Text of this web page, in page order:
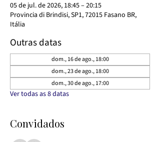
05 de jul. de 2026, 18:45 – 20:15
Provincia di Brindisi, SP1, 72015 Fasano BR,
Itália
Outras datas
dom., 16 de ago., 18:00
dom., 23 de ago., 18:00
dom., 30 de ago., 17:00
Ver todas as 8 datas
Convidados